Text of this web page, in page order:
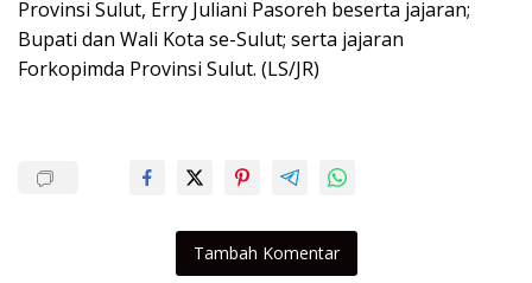
Provinsi Sulut, Erry Juliani Pasoreh beserta jajaran;
Bupati dan Wali Kota se-Sulut; serta jajaran
Forkopimda Provinsi Sulut. (LS/JR)
Tambah Komentar